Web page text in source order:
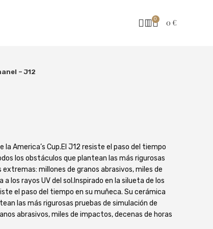
0 0 €
– J12
la America’s Cup.El J12 resiste el paso del tiempo
los obstáculos que plantean las más rigurosas
millones de granos abrasivos, miles de
los rayos UV del sol.Inspirado en la silueta de los
el paso del tiempo en su muñeca. Su cerámica
las más rigurosas pruebas de simulación de
abrasivos, miles de impactos, decenas de horas